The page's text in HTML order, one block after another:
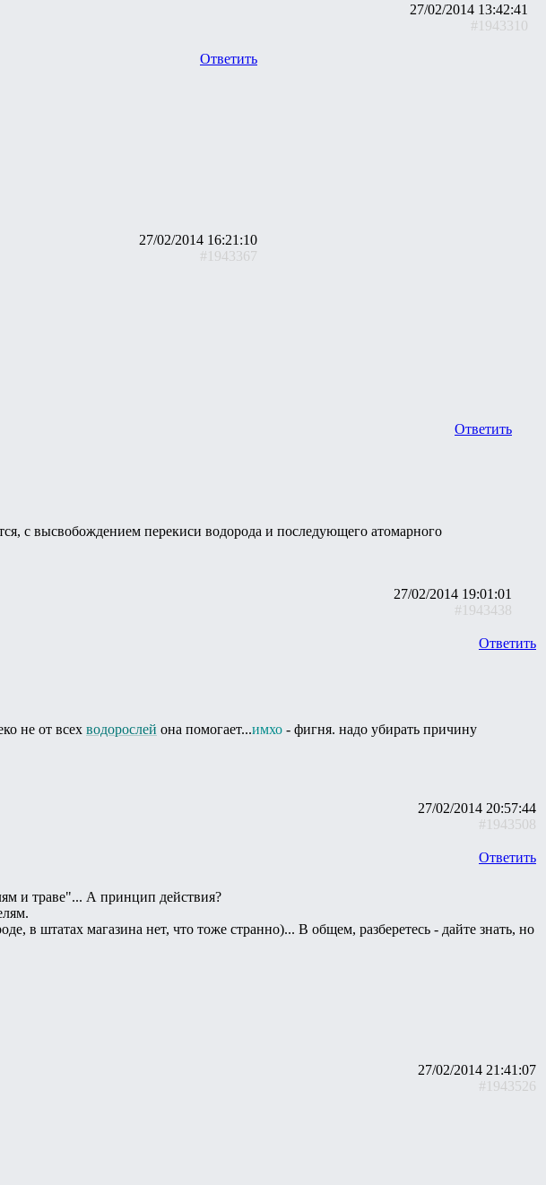
27/02/2014 13:42:41
#1943310
Ответить
27/02/2014 16:21:10
#1943367
Ответить
с высвобождением перекиси водорода и последующего атомарного
27/02/2014 19:01:01
#1943438
Ответить
не от всех водорослей она помогает...имхо - фигня. надо убирать причину
27/02/2014 20:57:44
#1943508
Ответить
и траве"... А принцип действия?
в штатах магазина нет, что тоже странно)... В общем, разберетесь - дайте знать, но
27/02/2014 21:41:07
#1943526